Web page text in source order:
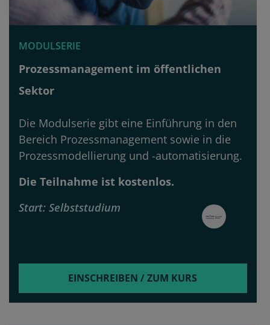
MODULSERIE
Prozessmanagement im öffentlichen
Sektor
Die Modulserie gibt eine Einführung in den
Bereich Prozessmanagement sowie in die
Prozessmodellierung und -automatisierung.
Die Teilnahme ist kostenlos.
Start Selbststudium
EINSCHREIBEN / ZUM KURS